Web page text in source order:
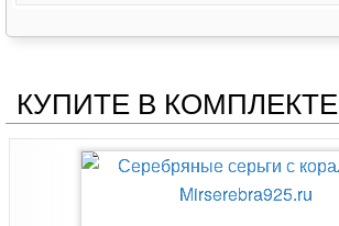
КУПИТЕ В КОМПЛЕКТЕ